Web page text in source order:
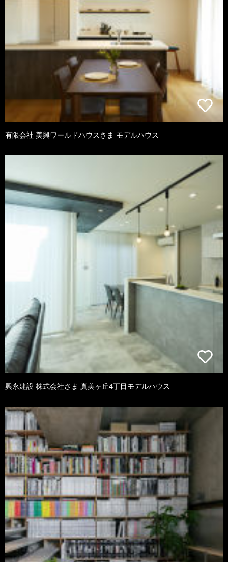
有限会社 美興ワールドハウスさま モデルハウス
興永建設 株式会社さま 真美ヶ丘4丁目モデルハウス